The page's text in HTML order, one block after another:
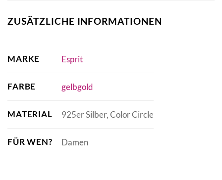
ZUSÄTZLICHE INFORMATIONEN
MARKE Esprit
FARBE gelbgold
MATERIAL 925er Silber, Color Circle
FÜR WEN? Damen